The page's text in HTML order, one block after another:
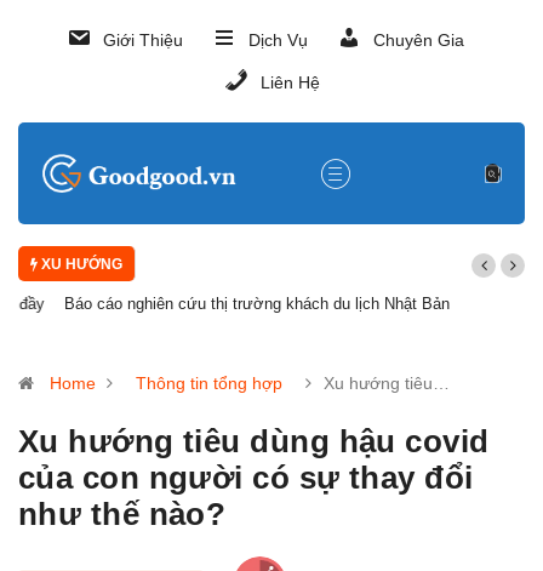
Giới Thiệu Dịch Vụ Chuyên Gia
Liên Hệ
XU HƯỚNG
Báo cáo nghiên cứu thị trường khách du lịch Nhật Bản
Home Thông tin tổng hợp Xu hướng tiêu…
Xu hướng tiêu dùng hậu covid
của con người có sự thay đổi
như thế nào?